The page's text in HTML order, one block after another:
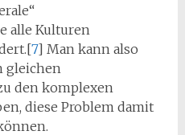
alle Kulturen
7] Man kann also
gleichen
den komplexen
diese Problem damit